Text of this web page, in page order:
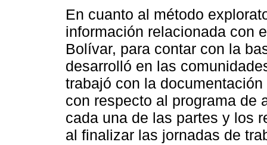
En cuanto al método
información relacionada con
Bolívar, para contar con la
desarrolló en las
trabajó con la
con respecto al programa de
cada una de las partes y los
al finalizar las jornadas de